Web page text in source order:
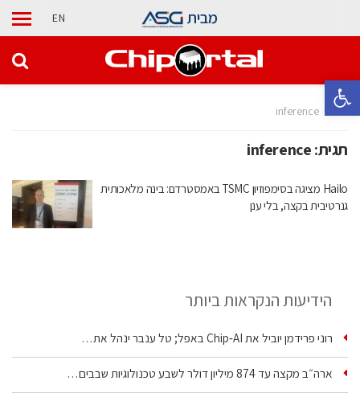
פתח סרגל נגישות
מבית EN
בית inference
תגית:inference
Hailo מציגה בסימפוזיון TSMC באמסטרדם: בינה מלאכותית
גנרטיבית בקצה, בלי ענן
הידיעות הנקראות ביותר
רוני פרידמן יוביל את Chip‑AI באפל; טל ענבר ינהל את…
ארה״ב מקצה עד 874 מיליון דולר לשבע טכנולוגיות שבבים…